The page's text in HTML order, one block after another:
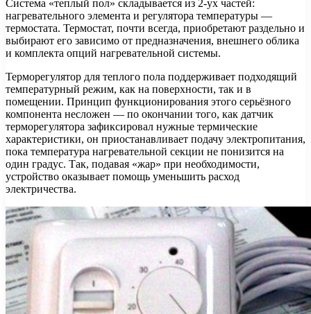
Система «теплый пол» складывается из 2-ух частей:
нагревательного элемента и регулятора температуры —
термостата. Термостат, почти всегда, приобретают раздельно и
выбирают его зависимо от предназначения, внешнего облика
и комплекта опций нагревательной системы.
Терморегулятор для теплого пола поддерживает подходящий
температурный режим, как на поверхности, так и в
помещении. Принцип функционирования этого серьёзного
компонента несложен — по окончании того, как датчик
терморегулятора зафиксировал нужные термические
характеристики, он приостанавливает подачу электропитания,
пока температура нагревательной секции не понизится на
один градус. Так, подавая «жар» при необходимости,
устройство оказывает помощь уменьшить расход
электричества.